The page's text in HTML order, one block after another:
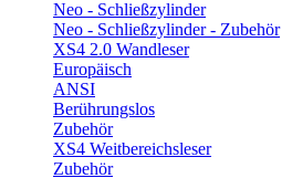
Neo - Schließzylinder
Neo - Schließzylinder - Zubehör
XS4 2.0 Wandleser
Europäisch
ANSI
Berührungslos
Zubehör
XS4 Weitbereichsleser
Zubehör